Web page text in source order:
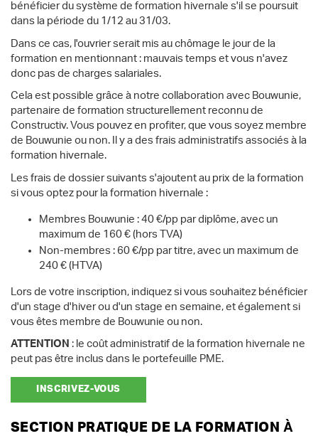
bénéficier du système de formation hivernale s'il se poursuit
dans la période du 1/12 au 31/03.
Dans ce cas, l'ouvrier serait mis au chômage le jour de la
formation en mentionnant : mauvais temps et vous n'avez
donc pas de charges salariales.
Cela est possible grâce à notre collaboration avec Bouwunie,
partenaire de formation structurellement reconnu de
Constructiv. Vous pouvez en profiter, que vous soyez membre
de Bouwunie ou non. Il y a des frais administratifs associés à la
formation hivernale.
Les frais de dossier suivants s'ajoutent au prix de la formation
si vous optez pour la formation hivernale :
Membres Bouwunie : 40 €/pp par diplôme, avec un
maximum de 160 € (hors TVA)
Non-membres : 60 €/pp par titre, avec un maximum de
240 € (HTVA)
Lors de votre inscription, indiquez si vous souhaitez bénéficier
d'un stage d'hiver ou d'un stage en semaine, et également si
vous êtes membre de Bouwunie ou non.
ATTENTION : le coût administratif de la formation hivernale ne
peut pas être inclus dans le portefeuille PME.
INSCRIVEZ-VOUS
SECTION PRATIQUE DE LA FORMATION À